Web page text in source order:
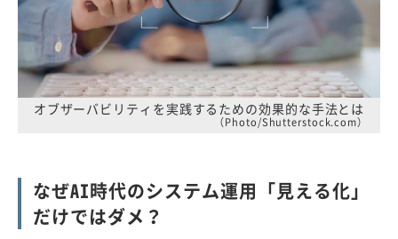
オブザーバビリティを実践するための効果的な手法とは
（Photo/Shutterstock.com）
なぜAI時代のシステム運用「見える化」
だけではダメ？